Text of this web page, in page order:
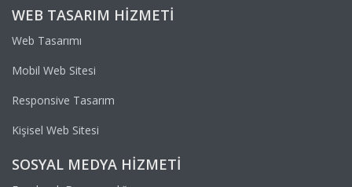
WEB TASARIM HIZMETI
Web Tasarımı
Mobil Web Sitesi
Responsive Tasarım
Kişisel Web Sitesi
SOSYAL MEDYA HIZMETI